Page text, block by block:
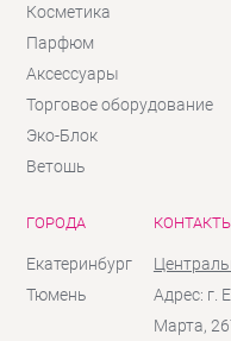
Косметика
Парфюм
Аксессуары
Торговое оборудование
Эко-Блок
Ветошь
ГОРОДА
Екатеринбург
Тюмень
Адрес: г.
Марта,